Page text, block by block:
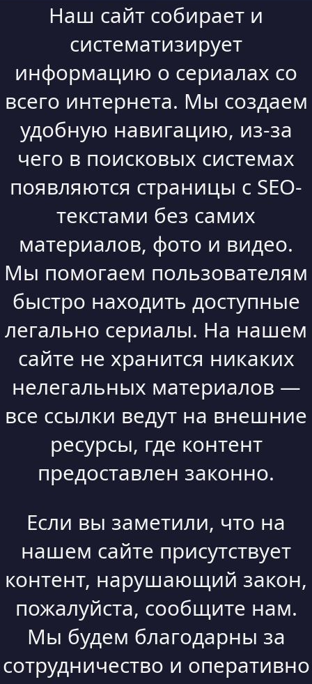
Наш сайт собирает и
систематизирует
информацию о сериалах со
всего интернета. Мы создаем
удобную навигацию, из-за
чего в поисковых системах
появляются страницы с SEO-
текстами без самих
материалов, фото и видео.
Мы помогаем пользователям
быстро находить доступные
легально сериалы. На нашем
сайте не хранится никаких
нелегальных материалов —
все ссылки ведут на внешние
ресурсы, где контент
предоставлен законно.
Если вы заметили, что на
нашем сайте присутствует
контент, нарушающий закон,
пожалуйста, сообщите нам.
Мы будем благодарны за
сотрудничество и оперативно